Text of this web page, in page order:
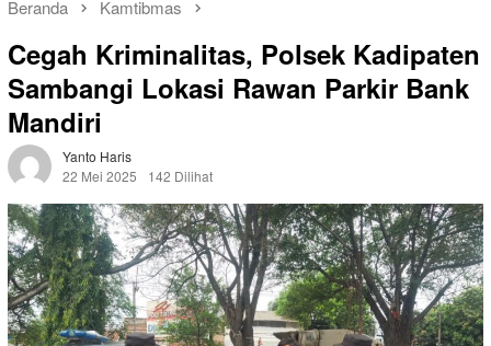
Beranda Kamtibmas
Cegah Kriminalitas, Polsek Kadipaten
Sambangi Lokasi Rawan Parkir Bank
Mandiri
Yanto Haris
22 Mei 2025
142 Dilihat